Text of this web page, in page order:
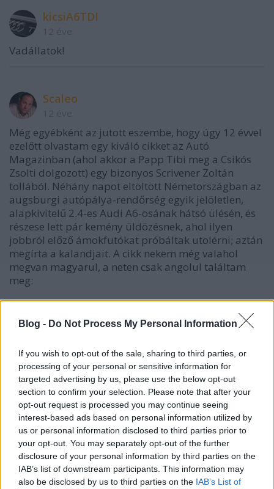
Blog - Do Not Process My Personal Information
If you wish to opt-out of the sale, sharing to third parties, or
processing of your personal or sensitive information for
targeted advertising by us, please use the below opt-out
section to confirm your selection. Please note that after your
opt-out request is processed you may continue seeing
interest-based ads based on personal information utilized by
us or personal information disclosed to third parties prior to
your opt-out. You may separately opt-out of the further
disclosure of your personal information by third parties on the
IAB’s list of downstream participants. This information may
also be disclosed by us to third parties on the IAB’s List of
kicsiA6TDI
Vadállatok!
Scaleo
Még egyébként az jutott eszembe, hogy úgy 12 évvel
ezelőtt olvastam egy kiváló cikket az Autó
Magazinban (ahol akkor a Papp Tibi meg a Csikós
Zsolti dolgozott) egy bizonyos Scrivener Zoltán
tollából. Néhány napot eltöltött Németországban az
augsburgi autópálya-rendőrség egyik jelöletlen,
alapkivitelű 2.4-es Audi A6-osának hátsó ülésén, és
részese lett pár kemény üldözésnek, ahol ilyen
jobbról előző ámokfutókat próbáltak utolérni; aztán
megírta a kalandjait. A cikk nekem még valahol
megvan magyarul, a neten csak angolul találtam
meg:
feature
Emlékszem a cikkben arra a mondatra, amely úgy
szólt: Németországban az autópályán mindenki
mehet, amennyivel akar, de a rendőrök még náluk is
gyorsabbak. :) (Állítólag a stuttgarti zsaruk pl. 911-
es Porschékat használtak elfogóautónak.)
Érdekes volt, főleg nekem, mert én Semir Gerkhan és
Tom Kranich kalandjain nevelkedtem, és érdekelt,
mennyire rugaszkodtak el a valóságtól a filmsorozat
készítői. (A Cobra 11 kezdetben – 1996-ban – azzal a
célzattal készült, hogy többé-kevésbé hitelesen